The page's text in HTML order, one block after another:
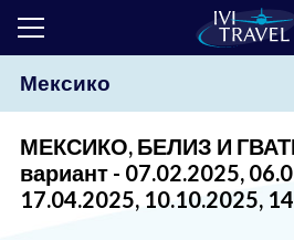
ТОП ОФЕРТИ
ПОЧИВКИ
ЕКСКУРЗИИ
Мексико
МЕКСИКО, БЕЛИЗ И
вариант - 07.02.2025,
17.04.2025, 10.10.2025,